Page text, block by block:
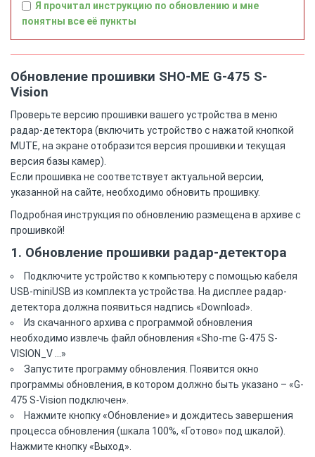
Я прочитал инструкцию по обновлению и мне
понятны все её пункты
Обновление прошивки SHO-ME G-475 S-
Vision
Проверьте версию прошивки вашего устройства в меню
радар-детектора (включить устройство с нажатой кнопкой
MUTE, на экране отобразится версия прошивки и текущая
версия базы камер).
Если прошивка не соответствует актуальной версии,
указанной на сайте, необходимо обновить прошивку.
Подробная инструкция по обновлению размещена в архиве с
прошивкой!
1. Обновление прошивки радар-детектора
Подключите устройство к компьютеру с помощью кабеля
USB-miniUSB из комплекта устройства. На дисплее радар-
детектора должна появиться надпись «Download».
Из скачанного архива с программой обновления
необходимо извлечь файл обновления «Sho-me G-475 S-
VISION_V ...»
Запустите программу обновления. Появится окно
программы обновления, в котором должно быть указано – «G-
475 S-Vision подключен».
Нажмите кнопку «Обновление» и дождитесь завершения
процесса обновления (шкала 100%, «Готово» под шкалой).
Нажмите кнопку «Выход».